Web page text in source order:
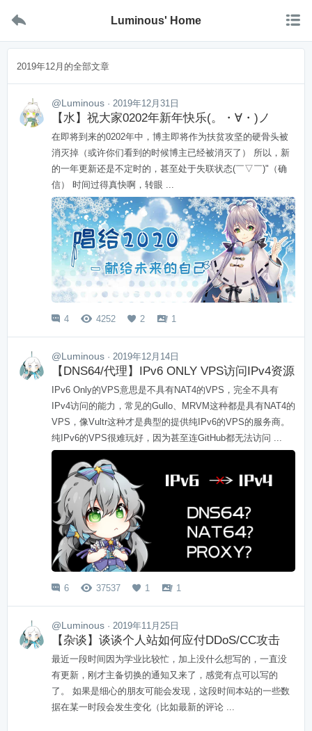
 Luminous' Home 
2019年12月的全部文章
@Luminous · 2019年12月31日
【水】祝大家0202年新年快乐(。・∀・)ノ
在即将到来的0202年中，博主即将作为扶贫攻坚的硬骨头被
消灭掉（或许你们看到的时候博主已经被消灭了） 所以，新
的一年更新还是不定时的，甚至处于失联状态(￣▽￣)"（确
信） 时间过得真快啊，转眼 ...
 4  4252  2  1
@Luminous · 2019年12月14日
【DNS64/代理】IPv6 ONLY VPS访问IPv4资源
IPv6 Only的VPS意思是不具有NAT4的VPS，完全不具有
IPv4访问的能力，常见的Gullo、MRVM这种都是具有NAT4的
VPS，像Vultr这种才是典型的提供纯IPv6的VPS的服务商。
纯IPv6的VPS很难玩好，因为甚至连GitHub都无法访问 ...
 6  37537  1  1
@Luminous · 2019年11月25日
【杂谈】谈谈个人站如何应付DDoS/CC攻击
最近一段时间因为学业比较忙，加上没什么想写的，一直没
有更新，刚才主备切换的通知又来了，感觉有点可以写的
了。 如果是细心的朋友可能会发现，这段时间本站的一些数
据在某一时段会发生变化（比如最新的评论 ...